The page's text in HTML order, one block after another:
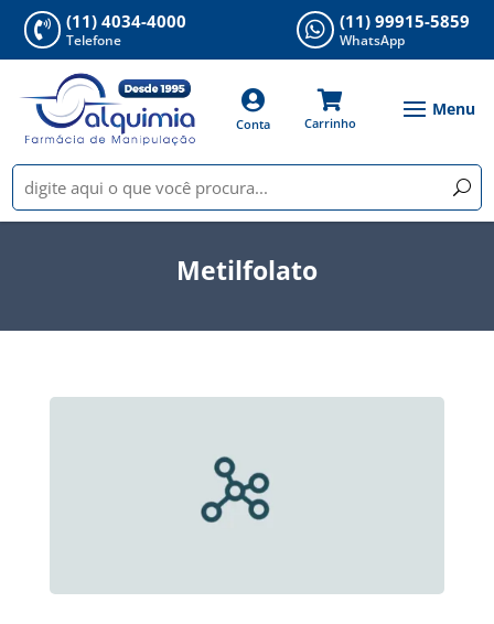
 (11) 4034-4000
Telefone  (11) 99915-5859
WhatsApp

Conta

Carrinho
Metilfolato